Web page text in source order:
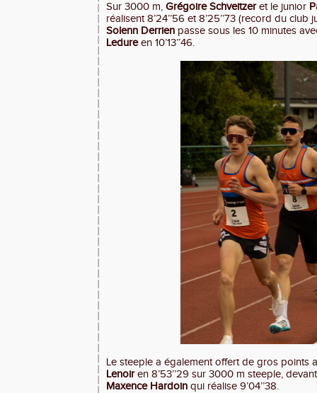
Sur 3000 m, Grégoire Schveitzeret le junior
réalisent 8’24’’56 et 8’25’’73 (record du club
Solenn Derrien passe sous les 10 minutes
Ledureen 10’13’’46.
Le steeple a également offert de gros points
Lenoiren 8’53’’29 sur 3000 m steeple,
Maxence Hardoin qui réalise 9’04’’38.